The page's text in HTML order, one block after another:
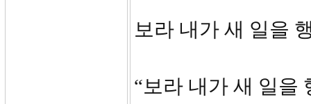
보라 내가 새 일을
“보라 내가 새 일을